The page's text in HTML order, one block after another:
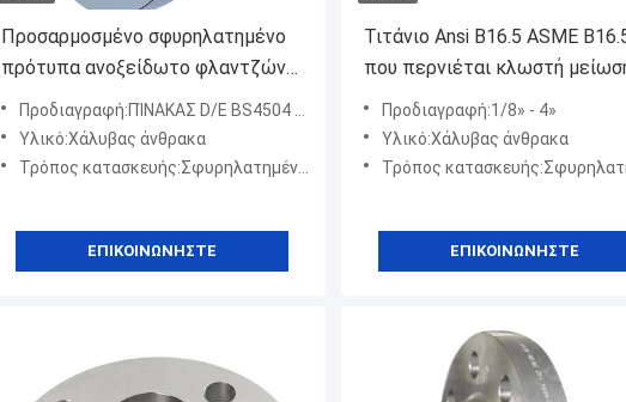
Προσαρμοσμένο σφυρηλατημένο
πρότυπα ανοξείδωτο φλαντζών
σωλήνων που περνιέται κλωστή
Προδιαγραφή:ΠΊΝΑΚΑΣ D/E BS4504 BS10
Υλικό:Χάλυβας άνθρακα
Τρόπος κατασκευής:Σφυρηλατημένο κομμάτι
ΕΠΙΚΟΙΝΩΝΉΣΤΕ
Τιτάνιο Ansi B16.5 ASME
που περνιέται κλωστή
της φλάντζας γύρω από τη
Προδιαγραφή:1/8» - 4»
Υλικό:Χάλυβας άνθρακα
Τρόπος κατασκευής:Σφυρηλατημένο
ΕΠΙΚΟΙΝΩΝΉΣΤΕ